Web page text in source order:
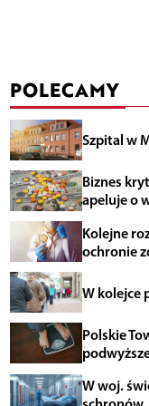
POLECAMY
Szpital w
Biznes
apeluje o
Kolejne
ochronie
W kolejce
Polskie
W woj.